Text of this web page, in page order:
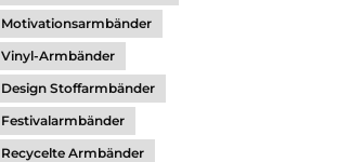
Motivationsarmbänder
Vinyl-Armbänder
Design Stoffarmbänder
Festivalarmbänder
Recycelte Armbänder